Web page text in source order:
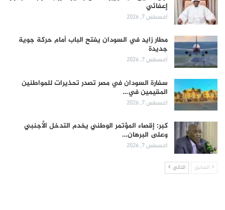
إعفائي
أغسطس 7, 2026
مطار زايد في السودان يفتح الباب أمام حركة جوية
جديدة
أغسطس 7, 2026
سفارة السودان في مصر تصدر تحذيرات للمواطنين
المقيمين في…
أغسطس 7, 2026
كبر: إقصاء المؤتمر الوطني يخدم التدخل الأجنبي
وعلى البرهان…
أغسطس 7, 2026
السابق التالي